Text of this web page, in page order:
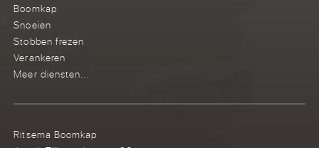
Boomkap
Snoeien
Stobben frezen
Verankeren
Meer diensten...
Ritsema Boomkap